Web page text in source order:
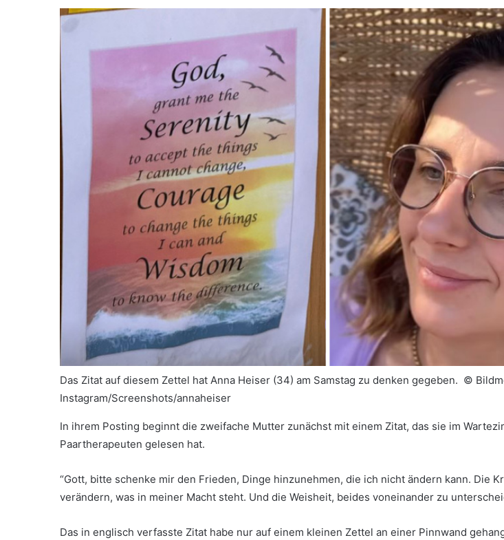
Das Zitat auf diesem Zettel hat Anna Heiser (34) am Samstag zu denken gegeben. ©
Instagram/Screenshots/annaheiser
In ihrem Posting beginnt die zweifache Mutter zunächst mit einem Zitat, das sie im
Paartherapeuten gelesen hat.
“Gott, bitte schenke mir den Frieden, Dinge hinzunehmen, die ich nicht ändern kann. Die
verändern, was in meiner Macht steht. Und die Weisheit, beides voneinander zu
Das in englisch verfasste Zitat habe nur auf einem kleinen Zettel an einer Pinnwand